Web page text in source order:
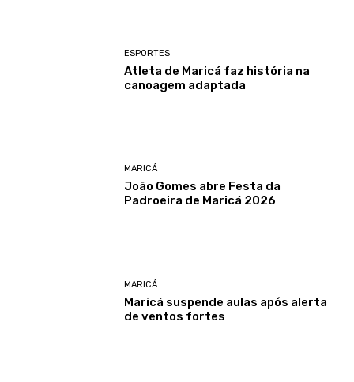
ESPORTES
Atleta de Maricá faz história na
canoagem adaptada
MARICÁ
João Gomes abre Festa da
Padroeira de Maricá 2026
MARICÁ
Maricá suspende aulas após alerta
de ventos fortes